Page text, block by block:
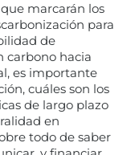
marcarán los
para
de
carbono hacia
es importante
cuáles son los
de largo plazo
en
todo de saber